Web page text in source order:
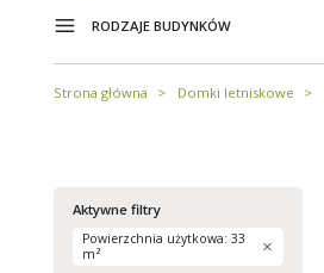
RODZAJE BUDYNKÓW
Strona główna Domki letniskowe
Aktywne filtry
Powierzchnia użytkowa: 33
m²